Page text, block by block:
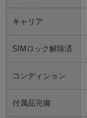
キャリア
SIMロック解除済
コンディション
付属品完備